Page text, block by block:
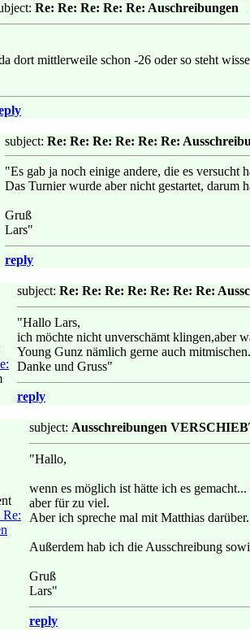
Re: Re: Re: Re: Re: Auschreibungen
dort mittlerweile schon -26 oder so steht
subject: Re: Re: Re: Re: Re: Re:
"Es gab ja noch einige andere, die es versucht
Das Turnier wurde aber nicht gestartet, darum
Gruß
Lars"
reply
subject: Re: Re: Re: Re: Re: Re: Re:
"Hallo Lars,
ich möchte nicht unverschämt klingen,aber
Young Gunz nämlich gerne auch mitmischen.
Danke und Gruss"
reply
Re:
subject: Ausschreibungen
"Hallo,
wenn es möglich ist hätte ich es
aber für zu viel.
Aber ich spreche mal mit Matthias darüber.
Außerdem hab ich die Ausschreibung
Gruß
Lars"
reply